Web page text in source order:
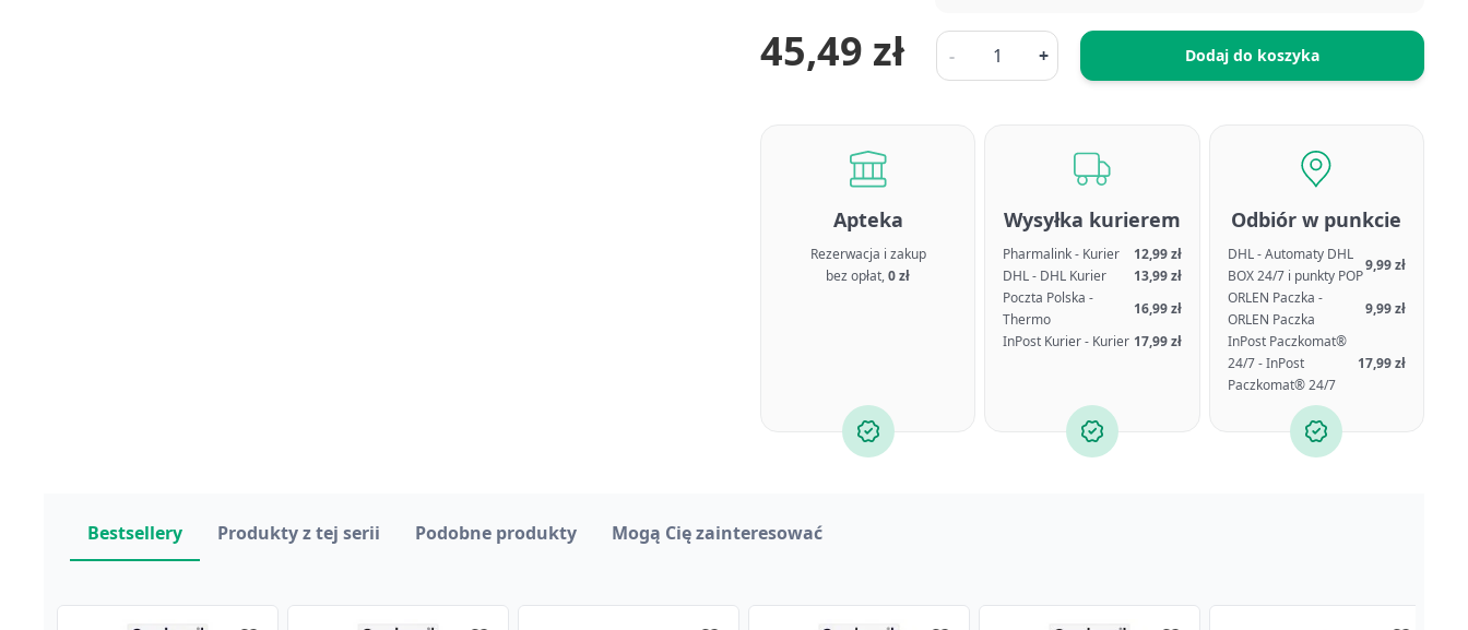
45,49 zł -
Ilość
+ Dodaj do koszyka
Apteka
Rezerwacja i zakup
bez opłat,0 zł
Wysyłka kurierem
Pharmalink - Kurier
12,99 zł
DHL - DHL Kurier
13,99 zł
Poczta Polska -
Thermo
16,99 zł
InPost Kurier - Kurier 17,99 zł
Odbiór w punkcie
DHL - Automaty DHL
BOX 24/7 i punkty POP
9,99 zł
ORLEN Paczka -
ORLEN Paczka
9,99 zł
InPost Paczkomat®
24/7 - InPost
Paczkomat® 24/7
17,99 zł
Bestsellery Produkty z tej serii Podobne produkty Mogą Cię zainteresować